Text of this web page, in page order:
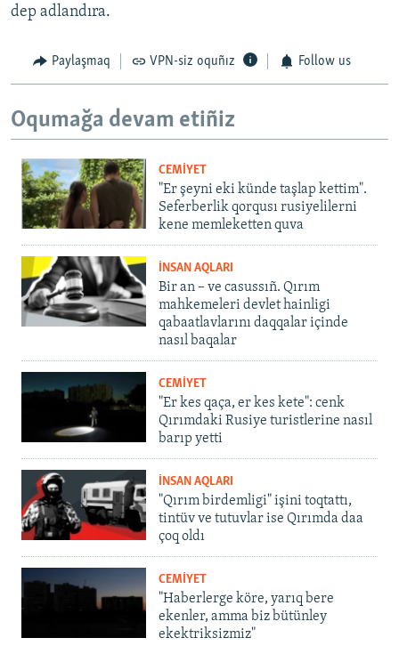
dep adlandıra.
Paylaşmaq VPN-siz oquñız Follow us
Oqumağa devam etiñiz
CEMİYET
"Er şeyni eki künde taşlap kettim".
Seferberlik qorqusı rusiyelilerni
kene memleketten quva
İNSAN AQLARI
Bir an – ve casussıñ. Qırım
mahkemeleri devlet hainligi
qabaatlavlarını daqqalar içinde
nasıl baqalar
CEMİYET
"Er kes qaça, er kes kete": cenk
Qırımdaki Rusiye turistlerine nasıl
barıp yetti
İNSAN AQLARI
"Qırım birdemligi" işini toqtattı,
tintüv ve tutuvlar ise Qırımda daa
çoq oldı
CEMİYET
"Haberlerge köre, yarıq bere
ekenler, amma biz bütünley
ekektriksizmiz"